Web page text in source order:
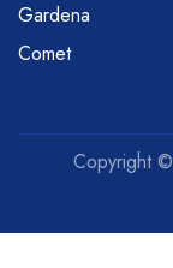
Gardena
Comet
Copyright